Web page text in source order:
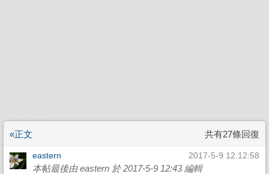
«正文 共有27條回復
eastern 2017-5-9 12:12:58
本帖最後由 eastern 於 2017-5-9 12:43 編輯